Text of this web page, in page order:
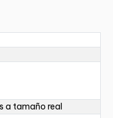
a tamaño real